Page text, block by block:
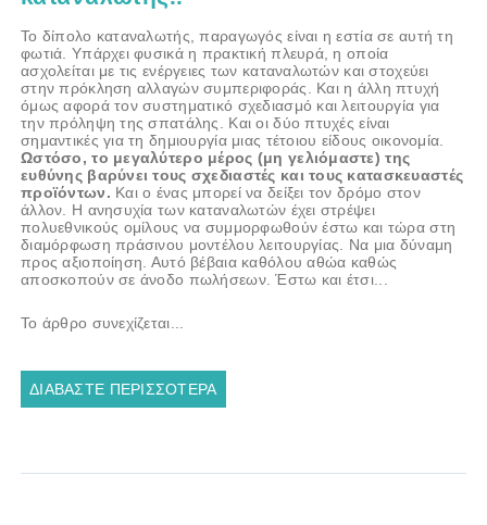
Το δίπολο καταναλωτής, παραγωγός είναι η εστία σε αυτή τη
φωτιά. Υπάρχει φυσικά η πρακτική πλευρά, η οποία
ασχολείται με τις ενέργειες των καταναλωτών και στοχεύει
στην πρόκληση αλλαγών συμπεριφοράς. Και η άλλη πτυχή
όμως αφορά τον συστηματικό σχεδιασμό και λειτουργία για
την πρόληψη της σπατάλης. Και οι δύο πτυχές είναι
σημαντικές για τη δημιουργία μιας τέτοιου είδους οικονομία.
Ωστόσο, το μεγαλύτερο μέρος (μη γελιόμαστε) της
ευθύνης βαρύνει τους σχεδιαστές και τους κατασκευαστές
προϊόντων. Και ο ένας μπορεί να δείξει τον δρόμο στον
άλλον. Η ανησυχία των καταναλωτών έχει στρέψει
πολυεθνικούς ομίλους να συμμορφωθούν έστω και τώρα στη
διαμόρφωση πράσινου μοντέλου λειτουργίας. Να μια δύναμη
προς αξιοποίηση. Αυτό βέβαια καθόλου αθώα καθώς
αποσκοπούν σε άνοδο πωλήσεων. Έστω και έτσι...
Το άρθρο συνεχίζεται...
ΔΙΑΒΆΣΤΕ ΠΕΡΙΣΣΌΤΕΡΑ